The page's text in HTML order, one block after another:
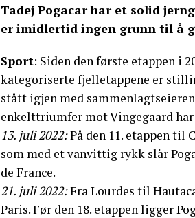
Tadej Pogacar har et solid
er imidlertid ingen grunn til å
Sport: Siden den første etappen i
kategoriserte fjelletappene er
stått igjen med
enkelttriumfer mot Vingegaard
13. juli 2022:På den 11. etappen til
som med et vanvittig rykk slår
de France.
21. juli 2022:Fra Lourdes til
Paris. Før den 18. etappen ligger